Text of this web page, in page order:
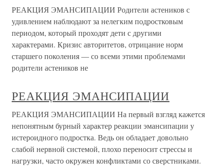
РЕАКЦИЯ ЭМАНСИПАЦИИ Родители астеников с
удивлением наблюдают за нелегким подростковым
периодом, который проходят дети с другими
характерами. Кризис авторитетов, отрицание норм
старшего поколения — со всеми этими проблемами
родители астеников не
РЕАКЦИЯ ЭМАНСИПАЦИИ
РЕАКЦИЯ ЭМАНСИПАЦИИ На первый взгляд кажется
непонятным бурный характер реакции эмансипации у
истероидного подростка. Ведь он обладает довольно
слабой нервной системой, плохо переносит стрессы и
нагрузки, часто окружен конфликтами со сверстниками.